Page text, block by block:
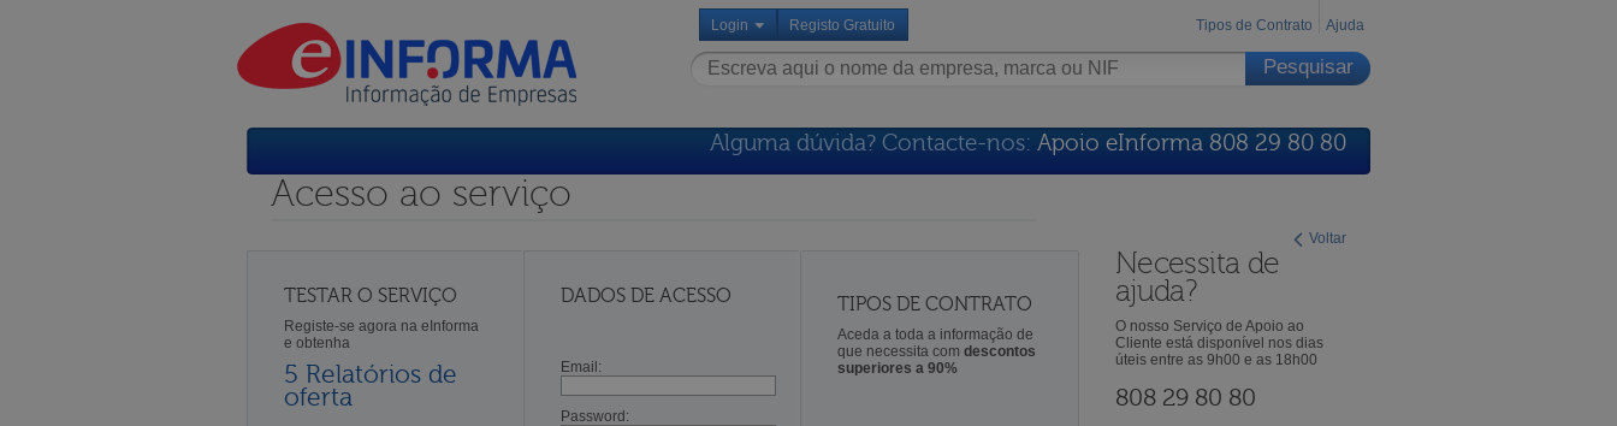
Login Registo Gratuito Tipos de Contrato Ajuda
Alguma dúvida? Contacte-nos: Apoio eInforma 808 29 80 80
Voltar
Acesso ao serviço
TESTAR O SERVIÇO
Registe-se agora na eInforma
e obtenha
5 Relatórios de
oferta
DADOS DE ACESSO
Email:
Password:
TIPOS DE CONTRATO
Aceda a toda a informação de
que necessita comdescontos
superiores a 90%
Necessita de
ajuda?
O nosso Serviço de Apoio ao
Cliente está disponível nos dias
úteis entre as 9h00 e as 18h00
808 29 80 80